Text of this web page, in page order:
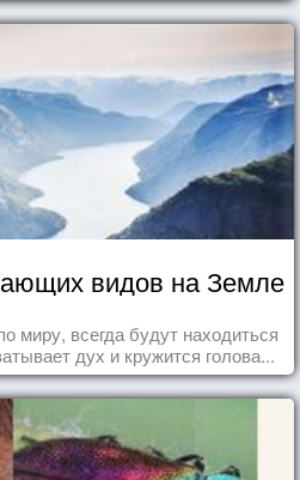
видов на Земле
миру, всегда будут находиться
дух и кружится голова...